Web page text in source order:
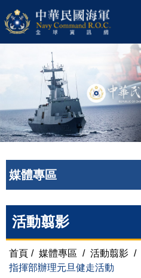
媒體專區
活動翦影
首頁 / 媒體專區 / 活動翦影 /
指揮部辦理元旦健走活動